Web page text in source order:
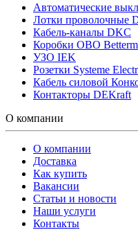
Автоматические
Лотки проволочные
Кабель-каналы DKC
Коробки OBO
УЗО IEK
Розетки Systeme
Кабель силовой
Контакторы DEKraft
О компании
О компании
Доставка
Как купить
Вакансии
Статьи и новости
Наши услуги
Контакты